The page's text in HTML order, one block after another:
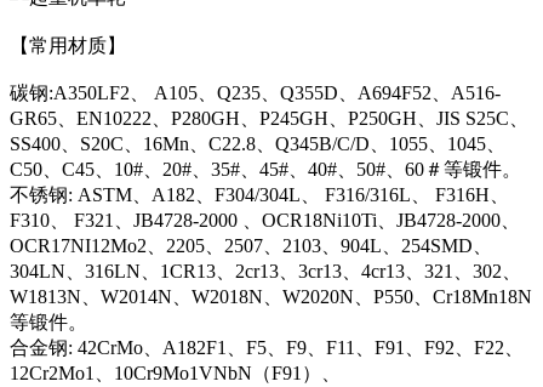
【常用材质】
碳钢:A350LF2、 A105、Q235、Q355D、A694F52、A516-
GR65、EN10222、P280GH、P245GH、P250GH、JIS S25C、
SS400、S20C、16Mn、C22.8、Q345B/C/D、1055、1045、
C50、C45、10#、20#、35#、45#、40#、50#、60＃等锻件。
不锈钢: ASTM、A182、F304/304L、 F316/316L、 F316H、
F310、 F321、JB4728-2000 、OCR18Ni10Ti、JB4728-2000、
OCR17NI12Mo2、2205、2507、2103、904L、254SMD、
304LN、316LN、1CR13、2cr13、3cr13、4cr13、321、302、
W1813N、W2014N、W2018N、W2020N、P550、Cr18Mn18N
等锻件。
合金钢: 42CrMo、A182F1、F5、F9、F11、F91、F92、F22、
12Cr2Mo1、10Cr9Mo1VNbN（F91）、